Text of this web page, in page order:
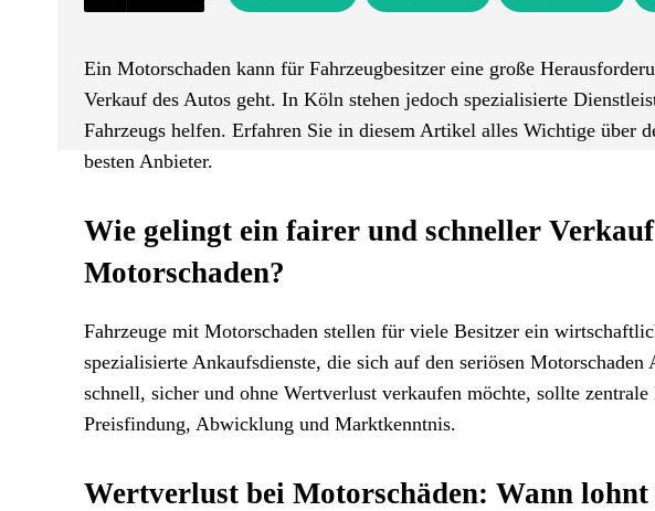
Ein Motorschaden kann für Fahrzeugbesitzer eine große
Verkauf des Autos geht. In Köln stehen jedoch spezialisierte
Fahrzeugs helfen. Erfahren Sie in diesem Artikel alles Wichtige über
besten Anbieter.
Wie gelingt ein fairer und schneller
Motorschaden?
Fahrzeuge mit Motorschaden stellen für viele Besitzer ein
spezialisierte Ankaufsdienste, die sich auf den seriösen
schnell, sicher und ohne Wertverlust verkaufen möchte, sollte
Preisfindung, Abwicklung und Marktkenntnis.
Wertverlust bei Motorschäden: Wann